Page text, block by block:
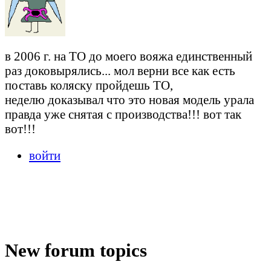
в 2006 г. на ТО до моего вояжа единственный
раз доковырялись... мол верни все как есть
поставь коляску пройдешь ТО,
неделю доказывал что это новая модель урала
правда уже снятая с производства!!! вот так
вот!!!
войти
New forum topics